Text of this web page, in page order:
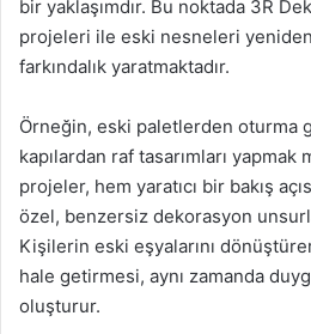
bir yaklaşımdır. Bu noktada 3R
projeleri ile eski nesneleri
farkındalık yaratmaktadır.
Örneğin, eski paletlerden oturma
kapılardan raf tasarımları
projeler, hem yaratıcı bir bakış
özel, benzersiz dekorasyon
Kişilerin eski eşyalarını
hale getirmesi, aynı zamanda
oluşturur.